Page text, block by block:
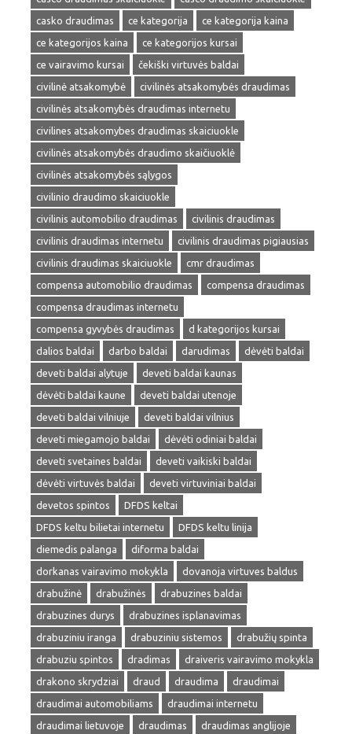
casko draudimas
ce kategorija
ce kategorija kaina
ce kategorijos kaina
ce kategorijos kursai
ce vairavimo kursai
čekiški virtuvės baldai
civilinė atsakomybė
civilinės atsakomybės draudimas
civilinės atsakomybės draudimas internetu
civilines atsakomybes draudimas skaiciuokle
civilinės atsakomybės draudimo skaičiuoklė
civilinės atsakomybės sąlygos
civilinio draudimo skaiciuokle
civilinis automobilio draudimas
civilinis draudimas
civilinis draudimas internetu
civilinis draudimas pigiausias
civilinis draudimas skaiciuokle
cmr draudimas
compensa automobilio draudimas
compensa draudimas
compensa draudimas internetu
compensa gyvybės draudimas
d kategorijos kursai
dalios baldai
darbo baldai darudimas
dėvėti baldai
deveti baldai alytuje
deveti baldai kaunas
dėvėti baldai kaune
deveti baldai utenoje
deveti baldai vilniuje
deveti baldai vilnius
deveti miegamojo baldai
dėvėti odiniai baldai
deveti svetaines baldai
deveti vaikiski baldai
dėvėti virtuvės baldai
deveti virtuviniai baldai
devetos spintos
DFDS keltai
DFDS keltu bilietai internetu
DFDS keltu linija
diemedis palanga
diforma baldai
dorkanas vairavimo mokykla
dovanoja virtuves baldus
drabužinė
drabužinės
drabuzines baldai
drabuzines durys
drabuzines isplanavimas
drabuziniu iranga
drabuziniu sistemos
drabužių spinta
drabuziu spintos
dradimas
draiveris vairavimo mokykla
drakono skrydziai
draud draudima
draudimai
draudimai automobiliams
draudimai internetu
draudimai lietuvoje
draudimas
draudimas anglijoje